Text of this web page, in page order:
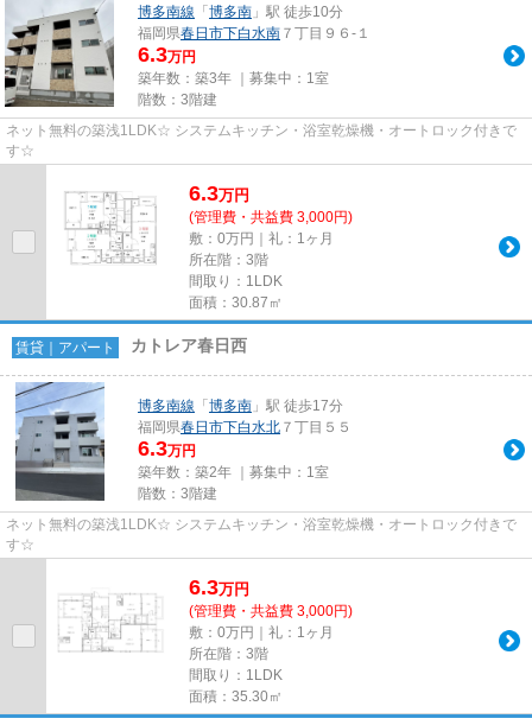
博多南線 「 博多南 」駅 徒歩10分
福岡県春日市下白水南 ７丁目９６-１
6.3万円
築年数：築3年 ｜募集中： 1室
階数：3階建
ネット無料の築浅1LDK☆ システムキッチン・浴室乾燥機・オートロック付きで
す☆
6.3万円
(管理費・共益費 3,000円)
敷：0万円｜礼：1ヶ月
所在階：3階
間取り：1LDK
面積：30.87㎡
賃貸｜アパート カトレア春日西
博多南線 「 博多南 」駅 徒歩17分
福岡県春日市下白水北 ７丁目５５
6.3万円
築年数：築2年 ｜募集中： 1室
階数：3階建
ネット無料の築浅1LDK☆ システムキッチン・浴室乾燥機・オートロック付きで
す☆
6.3万円
(管理費・共益費 3,000円)
敷：0万円｜礼：1ヶ月
所在階：3階
間取り：1LDK
面積：35.30㎡